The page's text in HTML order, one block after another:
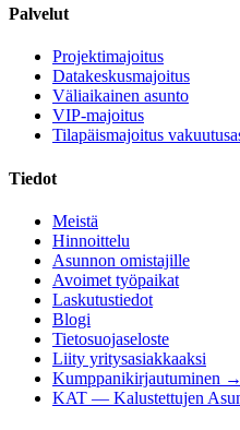
Palvelut
Projektimajoitus
Datakeskusmajoitus
Väliaikainen asunto
VIP-majoitus
Tilapäismajoitus
Tiedot
Meistä
Hinnoittelu
Asunnon omistajille
Avoimet työpaikat
Laskutustiedot
Blogi
Tietosuojaseloste
Liity yritysasiakkaaksi
Kumppanikirjautuminen →
KAT — Kalustettujen